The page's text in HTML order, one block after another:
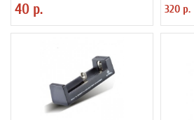
40 р. 320 р.